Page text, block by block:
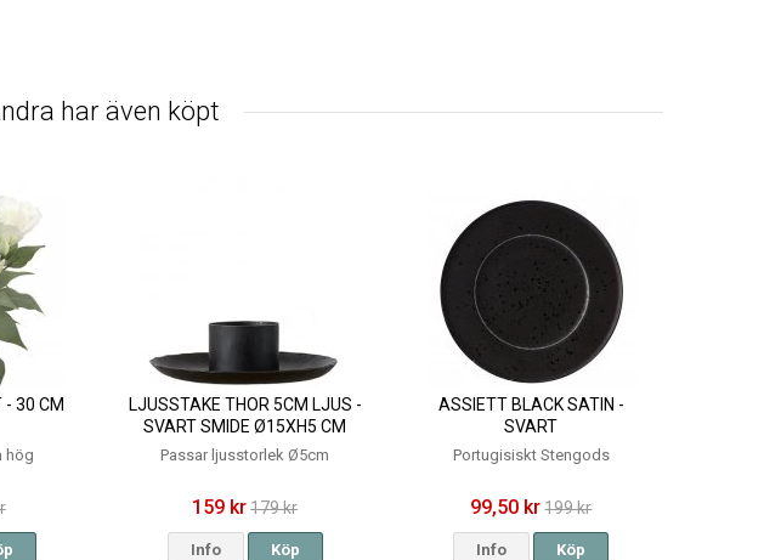
har även köpt
- 30 CM
hög
LJUSSTAKE THOR 5CM LJUS -
SVART SMIDE Ø15XH5 CM
Passar ljusstorlek Ø5cm
159 kr179 kr
Info Köp
ASSIETT BLACK SATIN -
SVART
Portugisiskt Stengods
99,50 kr 199 kr
Info Köp